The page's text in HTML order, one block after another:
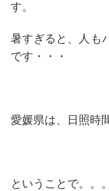
す。
暑すぎると、人も
です・・・
愛媛県は、日照時
ということで。。。